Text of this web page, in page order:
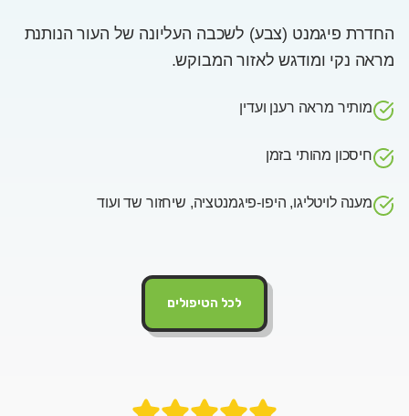
החדרת פיגמנט (צבע) לשכבה העליונה של העור הנותנת
מראה נקי ומודגש לאזור המבוקש.
מותיר מראה רענן ועדין
חיסכון מהותי בזמן
מענה לויטליגו, היפו-פיגמנטציה, שיחזור שד ועוד
לכל הטיפולים